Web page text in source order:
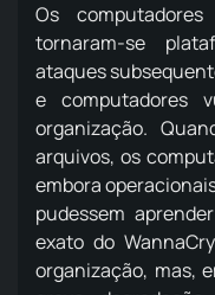
Os
tornaram-se
ataques
e computadores
organização.
arquivos, os
embora
pudessem
exato do
organização, mas,